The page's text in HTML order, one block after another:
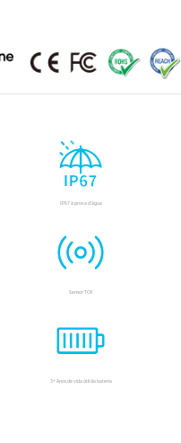
IP67 à prova d'água
Sensor TOF
3+ Anos de vida útil da bateria